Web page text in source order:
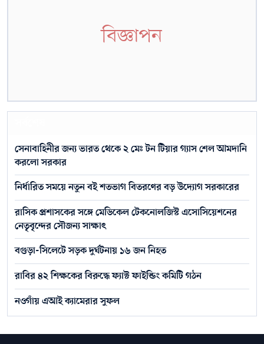
বিজ্ঞাপন
সেনাবাহিনীর জন্য ভারত থেকে ২ মেঃ টন টিয়ার গ্যাস শেল আমদানি
করলো সরকার
নির্ধারিত সময়ে নতুন বই শতভাগ বিতরণের বড় উদ্যোগ সরকারের
রাসিক প্রশাসকের সঙ্গে মেডিকেল টেকনোলজিস্ট এসোসিয়েশনের
নেতৃবৃন্দের সৌজন্য সাক্ষাৎ
বগুড়া-সিলেটে সড়ক দুর্ঘটনায় ১৬ জন নিহত
রাবির ৪২ শিক্ষকের বিরুদ্ধে ফ্যাক্ট ফাইন্ডিং কমিটি গঠন
নওগাঁয় এআই ক্যামেরার সুফল